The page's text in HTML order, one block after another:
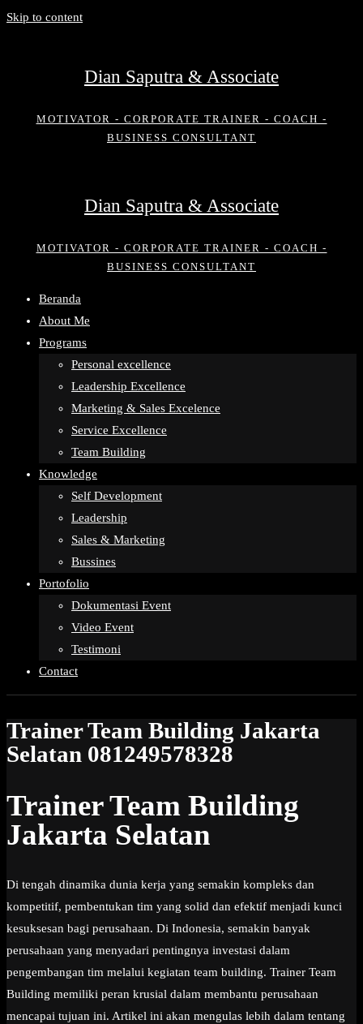
Skip to content
Dian Saputra & Associate
MOTIVATOR - CORPORATE TRAINER - COACH -
BUSINESS CONSULTANT
Dian Saputra & Associate
MOTIVATOR - CORPORATE TRAINER - COACH -
BUSINESS CONSULTANT
Beranda
About Me
Programs
Personal excellence
Leadership Excellence
Marketing & Sales Excelence
Service Excellence
Team Building
Knowledge
Self Development
Leadership
Sales & Marketing
Bussines
Portofolio
Dokumentasi Event
Video Event
Testimoni
Contact
Trainer Team Building Jakarta
Selatan 081249578328
Trainer Team Building
Jakarta Selatan
Di tengah dinamika dunia kerja yang semakin kompleks dan
kompetitif, pembentukan tim yang solid dan efektif menjadi kunci
kesuksesan bagi perusahaan. Di Indonesia, semakin banyak
perusahaan yang menyadari pentingnya investasi dalam
pengembangan tim melalui kegiatan team building. Trainer Team
Building memiliki peran krusial dalam membantu perusahaan
mencapai tujuan ini. Artikel ini akan mengulas lebih dalam tentang